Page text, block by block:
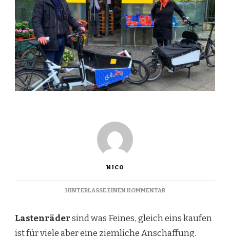
NICO
HINTERLASSE EINEN KOMMENTARZU
–
DAS
Lastenrädersind was Feines, gleich eins kaufen
ist für viele aber eine ziemliche Anschaffung.